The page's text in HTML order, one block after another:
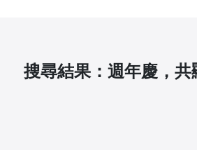
搜尋結果：週年慶，共